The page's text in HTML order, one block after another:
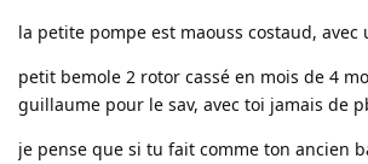
la petite pompe est maouss costaud, avec
petit bemole 2 rotor cassé en mois de 4
guillaume pour le sav, avec toi jamais de
je pense que si tu fait comme ton ancien